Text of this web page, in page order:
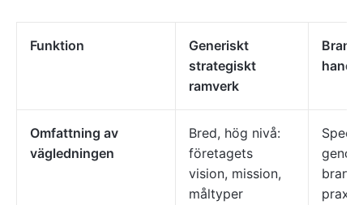
Funktion
Generiskt
strategiskt
ramverk
Omfattning av
vägledningen
Bred, hög nivå:
företagets
vision, mission,
måltyper